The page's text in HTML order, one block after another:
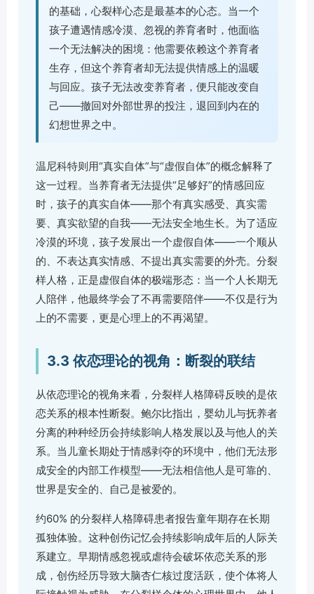
的基础，心裂样心态是最基本的心态。当一个
孩子遭遇情感冷漠、忽视的养育者时，他面临
一个无法解决的困境：他需要依赖这个养育者
生存，但这个养育者却无法提供情感上的温暖
与回应。孩子无法改变养育者，便只能改变自
己——撤回对外部世界的投注，退回到内在的
幻想世界之中。
温尼科特则用“真实自体”与“虚假自体”的概念解释了
这一过程。当养育者无法提供“足够好”的情感回应
时，孩子的真实自体——那个有真实感受、真实需
要、真实欲望的自我——无法安全地生长。为了适应
冷漠的环境，孩子发展出一个虚假自体——一个顺从
的、不表达真实情感、不提出真实需要的外壳。分裂
样人格，正是虚假自体的极端形态：当一个人长期无
人陪伴，他最终学会了不再需要陪伴——不仅是行为
上的不需要，更是心理上的不再渴望。
3.3 依恋理论的视角：断裂的联结
从依恋理论的视角来看，分裂样人格障碍反映的是依
恋关系的根本性断裂。鲍尔比指出，婴幼儿与抚养者
分离的种种经历会持续影响人格发展以及与他人的关
系。当儿童长期处于情感剥夺的环境中，他们无法形
成安全的内部工作模型——无法相信他人是可靠的、
世界是安全的、自己是被爱的。
约60% 的分裂样人格障碍患者报告童年期存在长期
孤独体验。这种创伤记忆会持续影响成年后的人际关
系建立。早期情感忽视或虐待会破坏依恋关系的形
成，创伤经历导致大脑杏仁核过度活跃，使个体将人